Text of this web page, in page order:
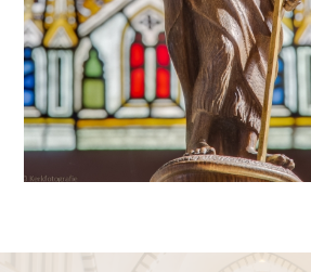
locatiebakhuizen@dechristoffel.nl